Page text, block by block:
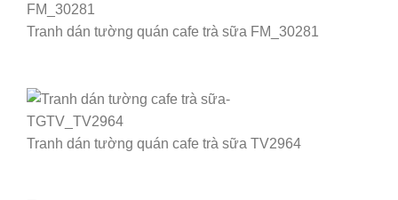
Tranh dán tường quán cafe trà sữa FM_30281
Tranh dán tường quán cafe trà sữa TV2964